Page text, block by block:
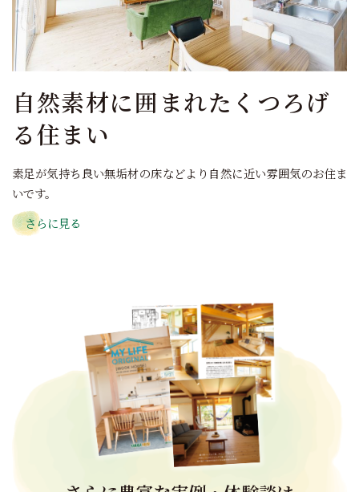
自然素材に囲まれたくつろげ
る住まい
素足が気持ち良い無垢材の床などより自然に近い雰囲気のお住ま
いです。
さらに見る